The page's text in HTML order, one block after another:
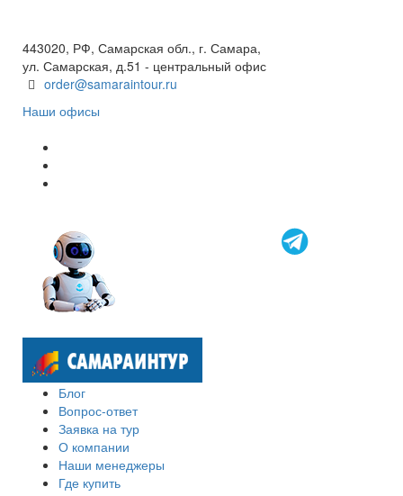
443020, РФ, Самарская обл., г. Самара,
ул. Самарская, д.51 - центральный офис
order@samaraintour.ru
Наши офисы
Блог
Вопрос-ответ
Заявка на тур
О компании
Наши менеджеры
Где купить